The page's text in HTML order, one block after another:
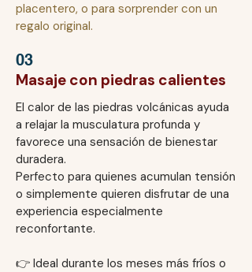
placentero, o para sorprender con un
regalo original.​
03
Masaje con piedras calientes
El calor de las piedras volcánicas ayuda
a relajar la musculatura profunda y
favorece una sensación de bienestar
duradera.
Perfecto para quienes acumulan tensión
o simplemente quieren disfrutar de una
experiencia especialmente
reconfortante.
👉 Ideal durante los meses más fríos o